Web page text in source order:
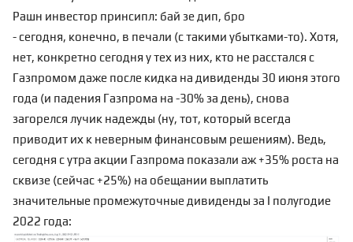
Рашн инвестор принсипл: бай зе дип, бро
- сегодня, конечно, в печали (с такими убытками-то). Хотя,
нет, конкретно сегодня у тех из них, кто не расстался с
Газпромом даже после кидка на дивиденды 30 июня этого
года (и падения Газпрома на -30% за день), снова
загорелся лучик надежды (ну, тот, который всегда
приводит их к неверным финансовым решениям). Ведь,
сегодня с утра акции Газпрома показали аж +35% роста на
сквизе (сейчас +25%) на обещании выплатить
значительные промежуточные дивиденды за I полугодие
2022 года: